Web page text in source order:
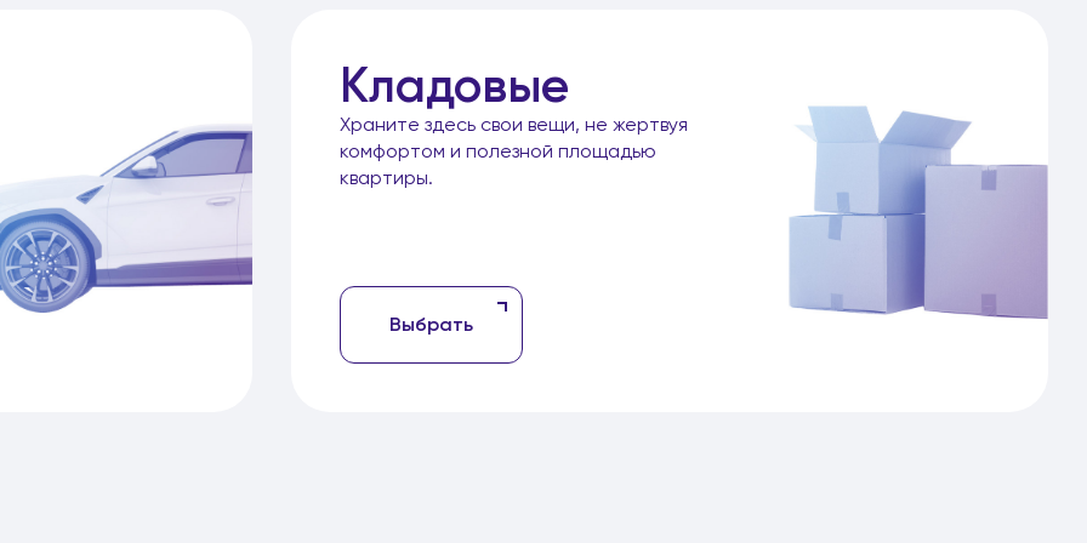
Кладовые
Храните здесь свои вещи, не жертвуя
комфортом и полезной площадью
квартиры.
Выбрать